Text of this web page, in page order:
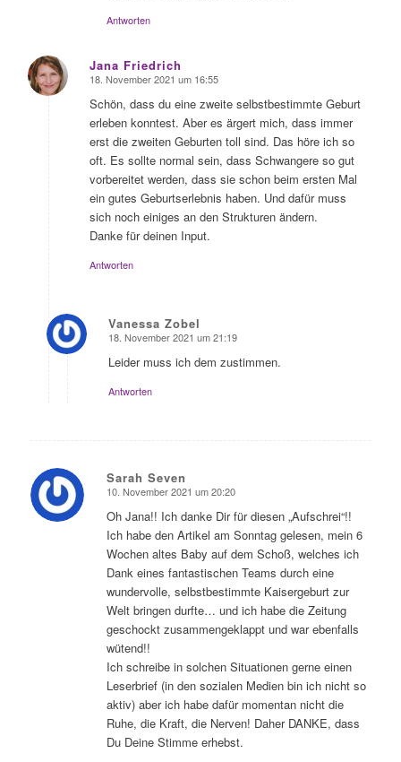
Antworten
Jana Friedrich
sagte:
18. November 2021 um 16:55
Schön, dass du eine zweite selbstbestimmte Geburt
erleben konntest. Aber es ärgert mich, dass immer
erst die zweiten Geburten toll sind. Das höre ich so
oft. Es sollte normal sein, dass Schwangere so gut
vorbereitet werden, dass sie schon beim ersten Mal
ein gutes Geburtserlebnis haben. Und dafür muss
sich noch einiges an den Strukturen ändern.
Danke für deinen Input.
Antworten
Vanessa Zobel
sagte:
18. November 2021 um 21:19
Leider muss ich dem zustimmen.
Antworten
Sarah Seven
sagte:
10. November 2021 um 20:20
Oh Jana!! Ich danke Dir für diesen „Aufschrei“!!
Ich habe den Artikel am Sonntag gelesen, mein 6
Wochen altes Baby auf dem Schoß, welches ich
Dank eines fantastischen Teams durch eine
wundervolle, selbstbestimmte Kaisergeburt zur
Welt bringen durfte… und ich habe die Zeitung
geschockt zusammengeklappt und war ebenfalls
wütend!!
Ich schreibe in solchen Situationen gerne einen
Leserbrief (in den sozialen Medien bin ich nicht so
aktiv) aber ich habe dafür momentan nicht die
Ruhe, die Kraft, die Nerven! Daher DANKE, dass
Du Deine Stimme erhebst.